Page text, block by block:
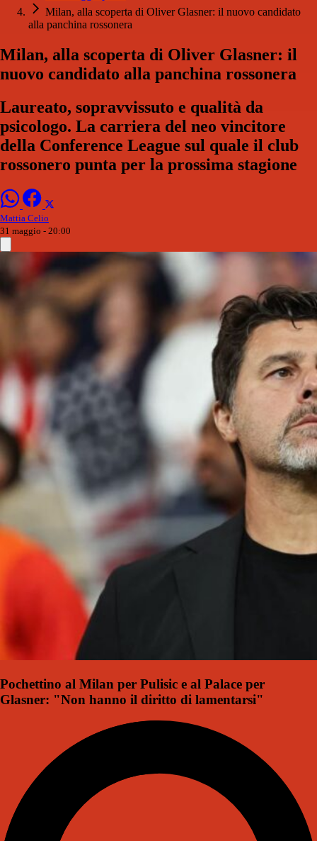
Milan, alla scoperta di Oliver Glasner: il nuovo candidato
alla panchina rossonera
Milan, alla scoperta di Oliver Glasner: il
nuovo candidato alla panchina rossonera
Laureato, sopravvissuto e qualità da
psicologo. La carriera del neo vincitore
della Conference League sul quale il club
rossonero punta per la prossima stagione
Mattia Celio
31 maggio - 20:00
Pochettino al Milan per Pulisic e al Palace per
Glasner: "Non hanno il diritto di lamentarsi"